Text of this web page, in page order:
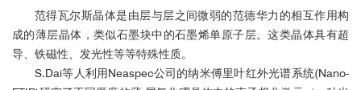
范得瓦尔斯晶体是由层与层之间微弱的范德华力的相互作用构
成的薄层晶体，类似石墨块中的石墨烯单原子层。这类晶体具有超
导、铁磁性、发光性等等特殊性质。
S.Dai等人利用Neaspec公司的纳米傅里叶红外光谱系统(Nano-